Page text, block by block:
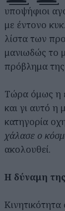
υποψήφιοι
με έντονο
λίστα των
μανιωδώς το
πρόβλημα
Τώρα όμως η
και γι αυτό η
κατηγορία
χάλασε ο
ακολουθεί.
Η δύναμη